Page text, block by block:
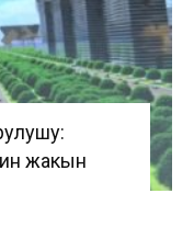
жакын